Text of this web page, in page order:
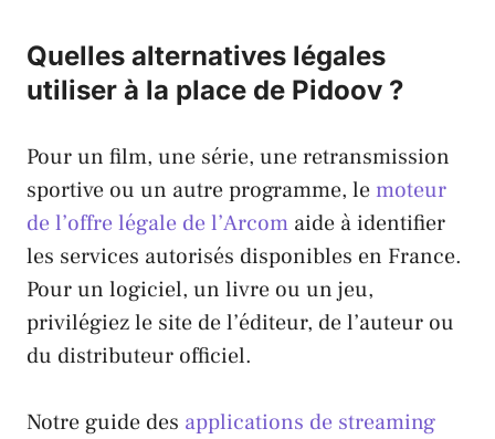
Quelles alternatives légales
utiliser à la place de Pidoov ?
Pour un film, une série, une retransmission
sportive ou un autre programme, lemoteur
de l’offre légale de l’Arcom aide à identifier
les services autorisés disponibles en France.
Pour un logiciel, un livre ou un jeu,
privilégiez le site de l’éditeur, de l’auteur ou
du distributeur officiel.
Notre guide des applications de streaming